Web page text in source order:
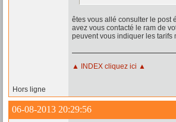
êtes vous allé consulter le post
avez vous contacté le ram de
peuvent vous indiquer les tarifs
▲ INDEX cliquez ici ▲
Hors ligne
06-08-2013 20:29:56